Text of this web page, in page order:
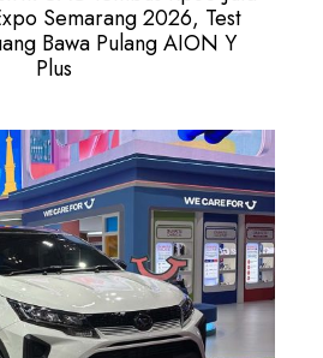
Semarang 2026, Test
Bawa Pulang AION Y
Plus